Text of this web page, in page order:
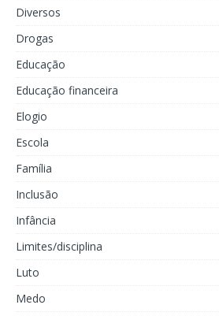
Diversos
Drogas
Educação
Educação financeira
Elogio
Escola
Família
Inclusão
Infância
Limites/disciplina
Luto
Medo